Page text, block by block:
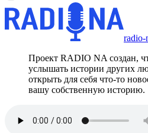
radio-
Проект RADIO NA создан,
услышать истории других
открыть для себя что-то
вашу собственную историю.